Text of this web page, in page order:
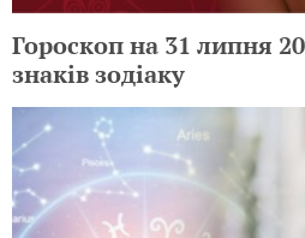
Гороскоп на 31 липня
знаків зодіаку